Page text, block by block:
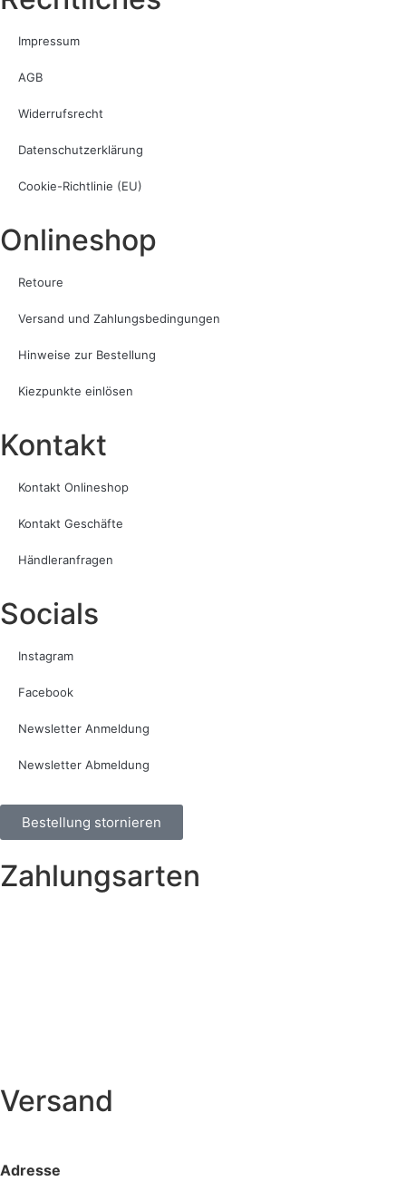
Impressum
AGB
Widerrufsrecht
Datenschutzerklärung
Cookie-Richtlinie (EU)
Onlineshop
Retoure
Versand und Zahlungsbedingungen
Hinweise zur Bestellung
Kiezpunkte einlösen
Kontakt​
Kontakt Onlineshop
Kontakt Geschäfte
Händleranfragen
Socials
Instagram
Facebook
Newsletter Anmeldung
Newsletter Abmeldung
Bestellung stornieren
Zahlungsarten
Versand
Adresse